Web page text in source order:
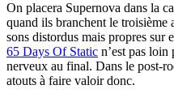
On placera Supernova dans la
quand ils branchent le troisième
sons distordus mais propres sur
65 Days Of Static n’est pas loin
nerveux au final. Dans le post-
atouts à faire valoir donc.